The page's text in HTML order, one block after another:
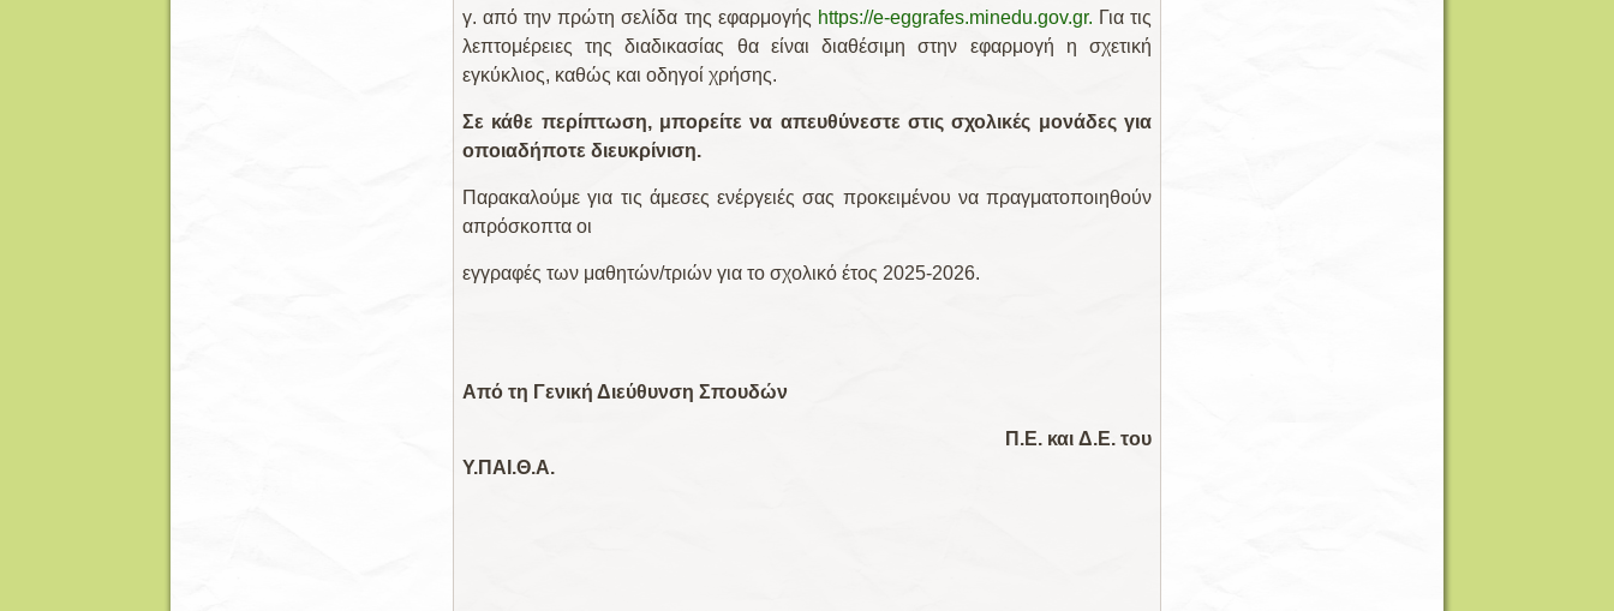
γ. από την πρώτη σελίδα της εφαρμογής https://e-eggrafes.minedu.gov.gr. Για τις
λεπτομέρειες της διαδικασίας θα είναι διαθέσιμη στην εφαρμογή η σχετική
εγκύκλιος, καθώς και οδηγοί χρήσης.
Σε κάθε περίπτωση, μπορείτε να απευθύνεστε στις σχολικές μονάδες για
οποιαδήποτε διευκρίνιση.
Παρακαλούμε για τις άμεσες ενέργειές σας προκειμένου να πραγματοποιηθούν
απρόσκοπτα οι
εγγραφές των μαθητών/τριών για το σχολικό έτος 2025-2026.
Από τη Γενική Διεύθυνση Σπουδών
Π.Ε. και Δ.Ε. του
Υ.ΠΑΙ.Θ.Α.